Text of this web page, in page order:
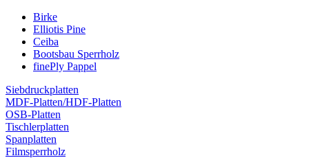
Birke
Elliotis Pine
Ceiba
Bootsbau Sperrholz
finePly Pappel
Siebdruckplatten
MDF-Platten/HDF-Platten
OSB-Platten
Tischlerplatten
Spanplatten
Filmsperrholz